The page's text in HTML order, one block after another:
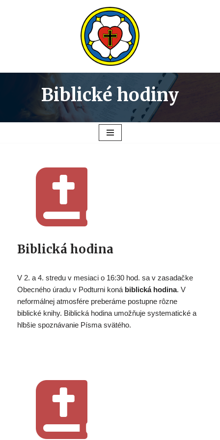
Biblické hodiny
Biblická hodina
V 2. a 4. stredu v mesiaci o 16:30 hod. sa v zasadačke
Obecného úradu v Podturni koná biblická hodina. V
neformálnej atmosfére preberáme postupne rôzne
biblické knihy. Biblická hodina umožňuje systematické a
hlbšie spoznávanie Písma svätého.